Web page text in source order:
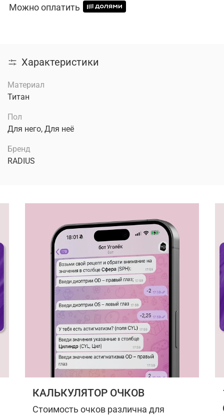
Можно оплатить
Характеристики
Материал
Титан
Пол
Для него, Для неё
Бренд
RADIUS
КАЛЬКУЛЯТОР ОЧКОВ
Стоимость очков различна для